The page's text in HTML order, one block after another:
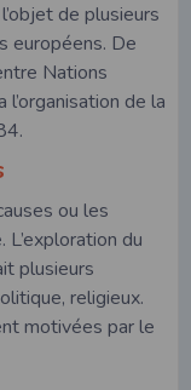
de plusieurs
européens. De
Nations
de la
ou les
du
plusieurs
religieux.
motivées par le